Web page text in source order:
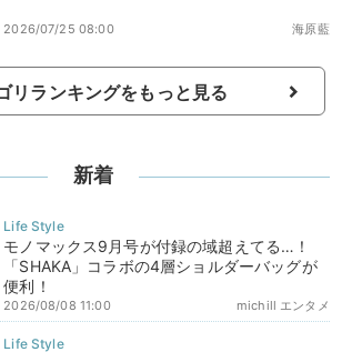
海原藍
2026/07/25 08:00
リランキングをもっと見る
新着
モノマックス9月号が付録の域超えてる…！
「SHAKA」コラボの4層ショルダーバッグが
便利！
michill エンタメ
2026/08/08 11:00